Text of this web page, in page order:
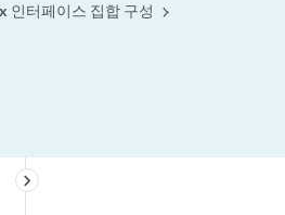
인터페이스 집합 구성
keyboard_arrow_right